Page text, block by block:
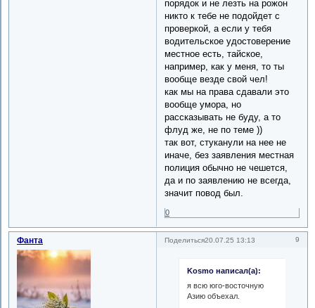
порядок и не лезть на рожон
никто к тебе не подойдет с
проверкой, а если у тебя
водительское удостоверение
местное есть, тайское,
например, как у меня, то ты
вообще везде свой чел!
как мы на права сдавали это
вообще умора, но
рассказывать не буду, а то
флуд же, не по теме ))
так вот, стуканули на нее не
иначе, без заявления местная
полиция обычно не чешется,
да и по заявлению не всегда,
значит повод был.
0
Поделиться 9
20.07.25 13:13
Фанта
Kosmo написал(а):
я всю юго-восточную
Азию объехал.